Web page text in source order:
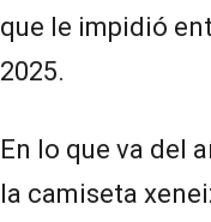
que le impidió
2025.
En lo que va del
la camiseta